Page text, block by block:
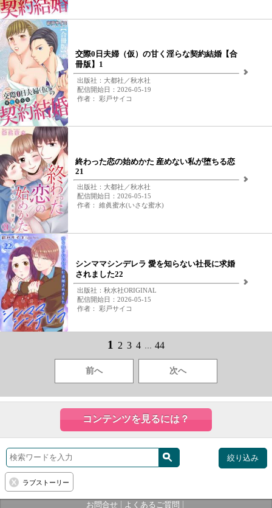
交際0日夫婦（仮）の甘く淫らな契約結婚【合
冊版】1
出版社：大都社／秋水社
配信開始日：2026-05-19
作者： 彩戸サイコ
終わった恋の始めかた 産めない私が堕ちる恋
21
出版社：大都社／秋水社
配信開始日：2026-05-15
作者： 維眞蜜水(いさな蜜水)
シンママシンデレラ 愛を知らない社長に求婚
されました22
出版社：秋水社ORIGINAL
配信開始日：2026-05-15
作者： 彩戸サイコ
1 2 3 4 ... 44
前へ 次へ
コンテンツを見るには？
絞り込み
ラブストーリー
お問合せ| よくあるご質問 |